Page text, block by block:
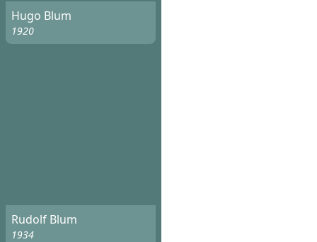
Hugo Blum
1920
Rudolf Blum
1934